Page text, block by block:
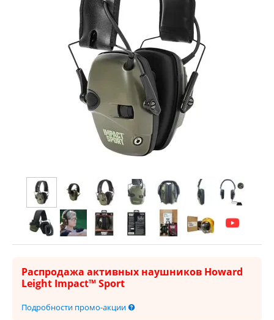
Распродажа активных наушников Howard
Leight Impact™ Sport
Подробности промо-акции